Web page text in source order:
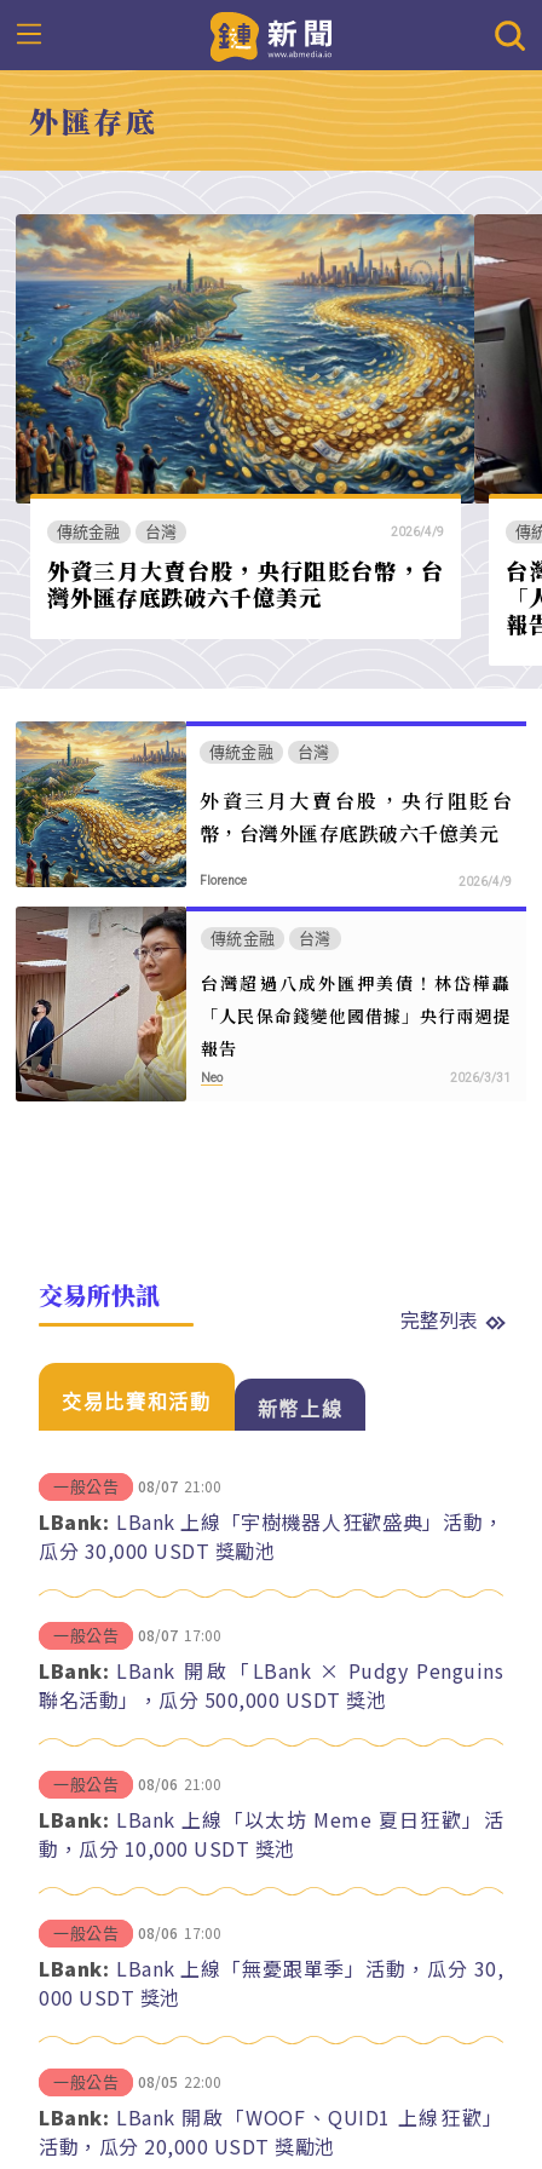
外匯存底
傳統金融 台灣 2026/4/9
外資三月大賣台股，央行阻貶台幣，台
灣外匯存底跌破六千億美元
傳
台
報
傳統金融 台灣
外資三月大賣台股，央行阻貶台
幣，台灣外匯存底跌破六千億美元
Florence 2026/4/9
傳統金融 台灣
台灣超過八成外匯押美債！林岱樺轟
「人民保命錢變他國借據」央行兩週提
報告
Neo 2026/3/31
交易所快訊
完整列表
交易比賽和活動 新幣上線
一般公告 08/07 21:00
LBank: LBank 上線「宇樹機器人狂歡盛典」活動，
瓜分 30,000 USDT 獎勵池
一般公告 08/07 17:00
LBank: LBank 開啟「LBank × Pudgy Penguins
聯名活動」，瓜分 500,000 USDT 獎池
一般公告 08/06 21:00
LBank: LBank 上線「以太坊 Meme 夏日狂歡」活
動，瓜分 10,000 USDT 獎池
一般公告 08/06 17:00
LBank: LBank 上線「無憂跟單季」活動，瓜分 30,
000 USDT 獎池
一般公告 08/05 22:00
LBank: LBank 開啟「WOOF、QUID1 上線狂歡」
活動，瓜分 20,000 USDT 獎勵池